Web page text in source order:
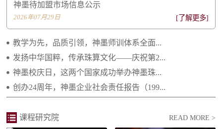
2022.06.20 不忘初心 感恩有您——致所有神...
2021.02.25 庆祝建党一百周年 祝福祖国繁荣...
2021.01.14 李绵军总校长2021年新年贺词
2021.01.14 长大后我就成为了你
神墨待加盟市场信息公示
[了解更多]
2026年07月29日
教学为先，品质引领，神墨师训体系全面...
发扬中华国粹，传承珠算文化——庆祝第2...
神墨校庆日，这两个国家成功举办神墨珠...
创办24周年，神墨企业社会责任报告（199...
READ MORE >
课程研究院